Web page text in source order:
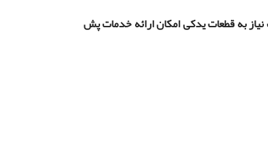
در صورت نیاز به قطعات یدکی امکان ارائه خدمات پش